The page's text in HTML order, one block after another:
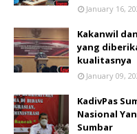
January 16,
Kakanwil
yang
kualitasnya
January 09,
KadivPas
Nasional
Sumbar